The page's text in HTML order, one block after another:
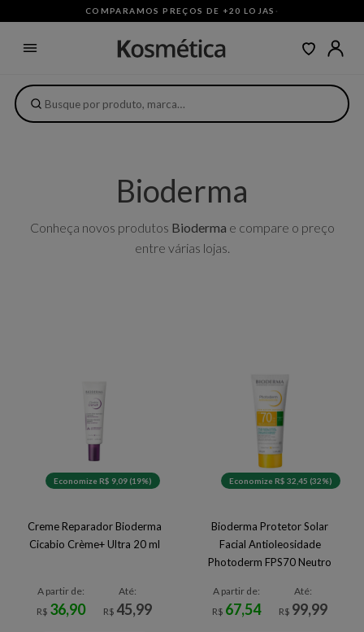
COMPARAMOS PREÇOS DE +20 LOJAS ·
Bioderma
Conheça novos produtos Bioderma e compare o preço
entre várias lojas.
Economize R$ 9,09 (19%)
Creme Reparador Bioderma
Cicabio Crème+ Ultra 20 ml
A partir de:
R$ 36,90
Até:
R$ 45,99
Economize R$ 32,45 (32%)
Bioderma Protetor Solar
Facial Antioleosidade
Photoderm FPS70 Neutro
A partir de:
R$ 67,54
Até:
R$ 99,99